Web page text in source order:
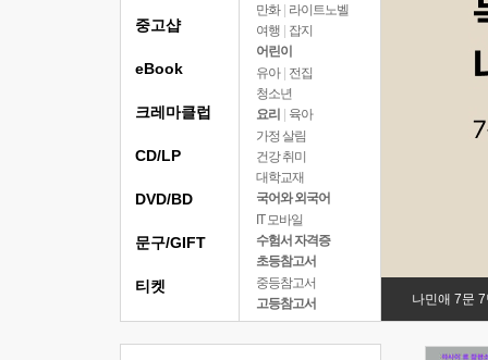
만화 | 라이트노벨
여행
잡지
어린이
유아 | 전집
청소년
요리
육아
가정 살림
건강 취미
대학교재
국어와 외국어
IT 모바일
수험서 자격증
초등참고서
중등참고서
고등참고서
나민애 7문
중고샵
eBook
크레마클럽
CD/LP
DVD/BD
문구/GIFT
티켓